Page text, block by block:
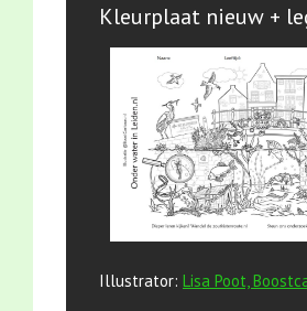
Kleurplaat nieuw +
Illustrator: Lisa Poot,